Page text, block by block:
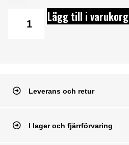
Lägg till i varukorg
Leverans och retur
I lager och fjärrförvaring